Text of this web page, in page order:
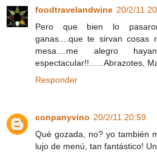
foodtravelandwine 20/2/11
Pero que bien lo
ganas....que te sirvan cosas
mesa....me alegro
espectacular!!......Abrazotes,
Responder
conpanyvino 20/2/11 20:59
Qué gozada, no? yo también
lujo de menú, tan fantástico!